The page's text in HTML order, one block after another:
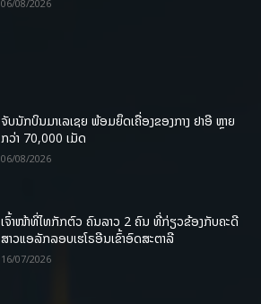
06/08/2026
ຈັບນັກບິນມາເລເຊຍ ພ້ອມຍຶດເຄື່ອງຂອງກາງ ຢາອີ ຫຼາຍ
ກວ່າ 70,000 ເມັດ
06/08/2026
ເຈົ້າໜ້າທີ່ໄທກັກຕົວ ຄົນລາວ 2 ຄົນ ທີ່ກ່ຽວຂ້ອງກັບຄະດີ
ສາວແອລັກລອບເຮໂຣອີນເຂົ້າອົດສະຕາລີ
16/07/2026